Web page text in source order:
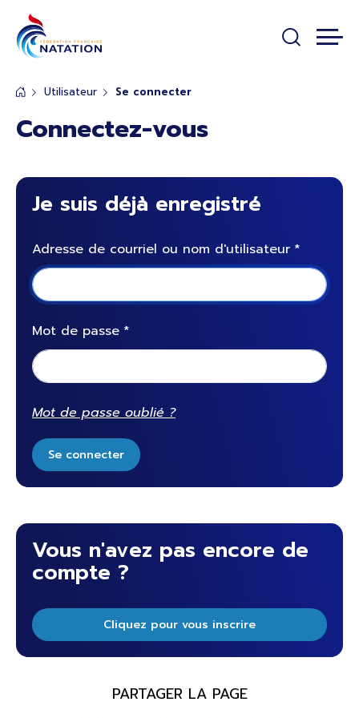
Utilisateur Se connecter
Connectez-vous
Je suis déjà enregistré
Adresse de courriel ou nom d'utilisateur
Mot de passe
Mot de passe oublié ?
Se connecter
Vous n'avez pas encore de
compte ?
Cliquez pour vous inscrire
PARTAGER LA PAGE
Panneau de gestion des cookies